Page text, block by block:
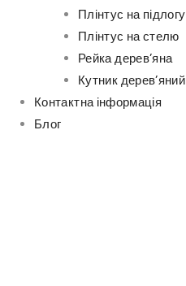
Плінтус на підлогу
Плінтус на стелю
Рейка дерев’яна
Кутник дерев’яний
Контактна інформація
Блог